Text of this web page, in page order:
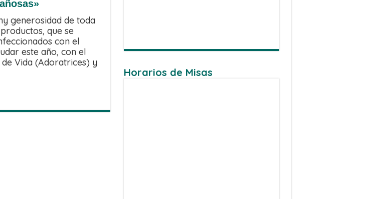
generosidad de toda
que se
con el
este año, con el
Vida (Adoratrices) y
Horarios de Misas